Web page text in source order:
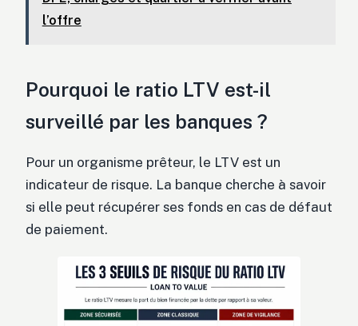
l’offre
Pourquoi le ratio LTV est-il
surveillé par les banques ?
Pour un organisme prêteur, le LTV est un
indicateur de risque. La banque cherche à savoir
si elle peut récupérer ses fonds en cas de défaut
de paiement.